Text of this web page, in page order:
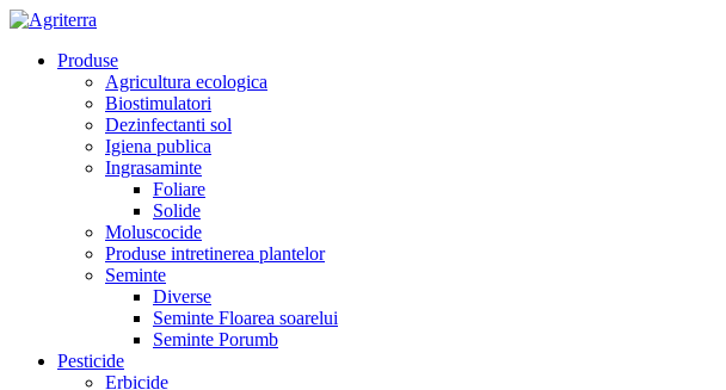
Produse
Agricultura ecologica
Biostimulatori
Dezinfectanti sol
Igiena publica
Ingrasaminte
Foliare
Solide
Moluscocide
Produse intretinerea plantelor
Seminte
Diverse
Seminte Floarea soarelui
Seminte Porumb
Pesticide
Erbicide